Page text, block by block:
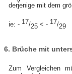
derjenige mit dem
ie: - 17/25 < - 17/29
6. Brüche mit
Zum Vergleichen